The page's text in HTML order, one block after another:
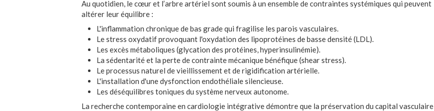
Au quotidien, le cœur et l’arbre artériel sont soumis à un ensemble de contraintes systémiques qui peuvent
altérer leur équilibre :
L'inflammation chronique de bas grade qui fragilise les parois vasculaires.
Le stress oxydatif provoquant l'oxydation des lipoprotéines de basse densité (LDL).
Les excès métaboliques (glycation des protéines, hyperinsulinémie).
La sédentarité et la perte de contrainte mécanique bénéfique (shear stress).
Le processus naturel de vieillissement et de rigidification artérielle.
L'installation d'une dysfonction endothéliale silencieuse.
Les déséquilibres toniques du système nerveux autonome.
La recherche contemporaine en cardiologie intégrative démontre que la préservation du capital vasculaire